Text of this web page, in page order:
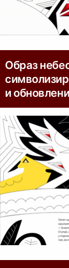
Образ
и